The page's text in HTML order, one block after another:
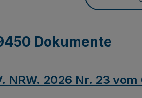
Dokumente
NRW. 2026 Nr. 23